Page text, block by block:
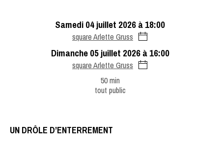
samedi 04 juillet 2026 à 18:00
square Arlette Gruss
dimanche 05 juillet 2026 à 16:00
square Arlette Gruss
50 min
tout public
UN DRÔLE D’ENTERREMENT